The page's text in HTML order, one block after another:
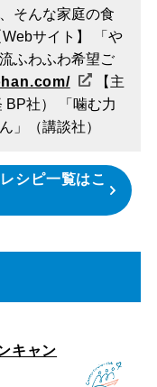
そんな家庭の食
サイト】 「や
ふわふわ希望ご
【主
BP社） 「噛む力
」（講談社）
シピ一覧はこ
キャン